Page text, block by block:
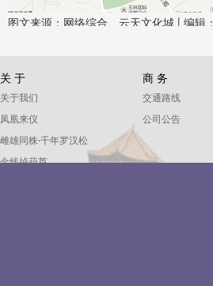
图文来源：网络综合、云天文化城 | 编辑：
如有侵权，请及时联系本平台删除
关 于
关于我们
凤凰来仪
雌雄同株·千年罗汉松
金线掉葫芦
商 务
交通路线
公司公告